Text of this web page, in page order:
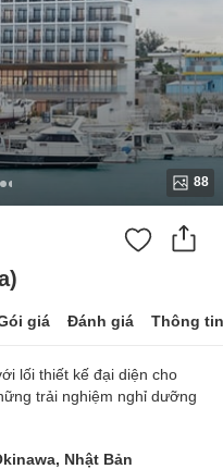
88
giá Đánh giá Thông
lối thiết kế đại diện cho
trải nghiệm nghỉ dưỡng
Nhật Bản